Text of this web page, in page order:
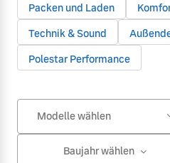
Packen und Laden
Technik & Sound
Polestar Performance
Modelle wählen
Baujahr wählen